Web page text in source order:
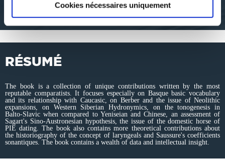
Cookies nécessaires uniquement
14€00 14€00
RÉSUMÉ
The book is a collection of unique contributions written by the most
reputable comparatists. It focuses especially on Basque basic vocabulary
and its relationship with Caucasic, on Berber and the issue of Neolithic
expansions, on Western Siberian Hydronymics, on the tonogenesis in
Balto-Slavic when compared to Yeniseian and Chinese, an assessment of
Sagart's Sino-Austronesian hypothesis, the issue of the domestic horse of
PIE dating. The book also contains more theoretical contributions about
the historiography of the concept of laryngeals and Saussure's coefficients
sonantiques. The book contains a wealth of data and intellectual insight.